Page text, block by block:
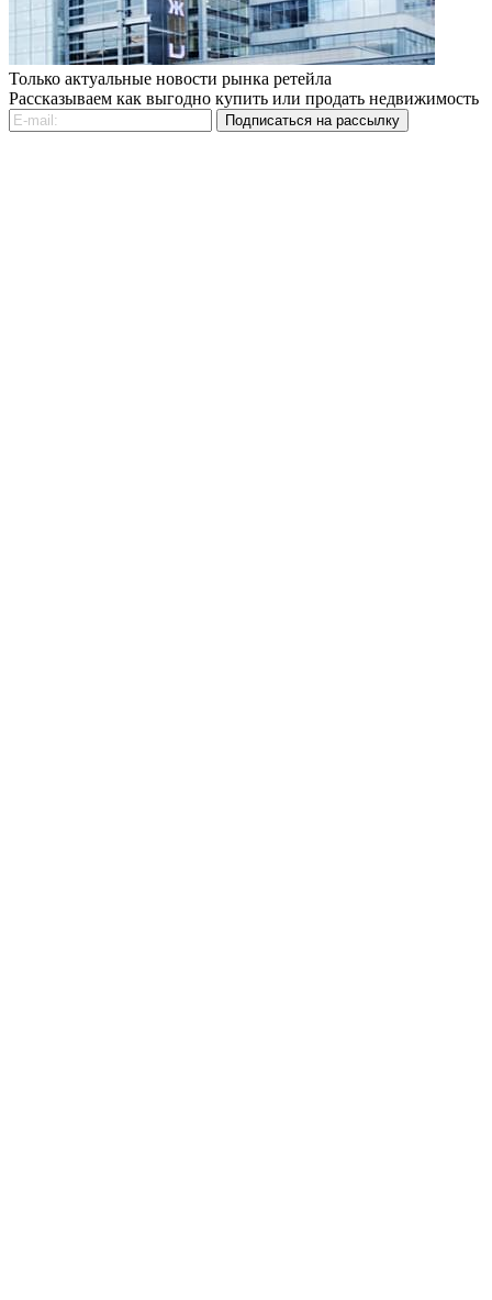
Только актуальные новости рынка ретейла
Рассказываем как выгодно купить или продать недвижимость